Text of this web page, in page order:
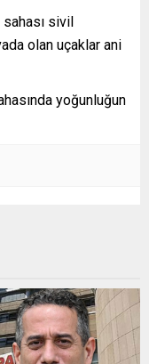
sivil
olan uçaklar ani
yoğunluğun